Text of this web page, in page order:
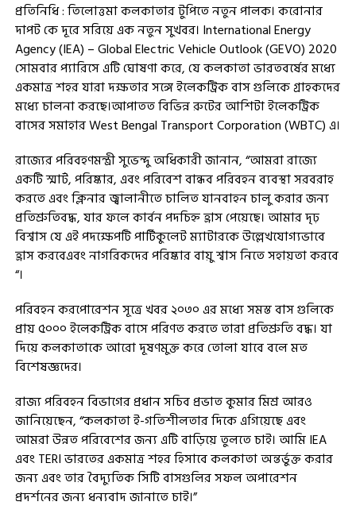
প্রতিনিধি : তিলোত্তমা কলকাতার টুপিতে নতুন পালক। করোনার
দাপট কে দূরে সরিয়ে এক নতুন সুখবর। International Energy
Agency (IEA) – Global Electric Vehicle Outlook (GEVO) 2020
সোমবার প্যারিসে এটি ঘোষণা করে, যে কলকাতা ভারতবর্ষের মধ্যে
একমাত্র শহর যারা দক্ষতার সঙ্গে ইলেকট্রিক বাস গুলিকে গ্রাহকদের
মধ্যে চালনা করছে।আপাতত বিভিন্ন রুটের আশিটা ইলেকট্রিক
বাসের সমাহার West Bengal Transport Corporation (WBTC) এ।
রাজ্যের পরিবহণমন্ত্রী সুভেন্দু অধিকারী জানান, “আমরা রাজ্যে
একটি স্মার্ট, পরিষ্কার, এবং পরিবেশ বান্ধব পরিবহন ব্যবস্থা সরবরাহ
করতে এবং ক্লিনার জ্বালানীতে চালিত যানবাহন চালু করার জন্য
প্রতিশ্রুতিবদ্ধ, যার ফলে কার্বন পদচিহ্ন হ্রাস পেয়েছে। আমার দৃঢ়
বিশ্বাস যে এই পদক্ষেপটি পার্টিকুলেট ম্যাটারকে উল্লেখযোগ্যভাবে
হ্রাস করবেএবং নাগরিকদের পরিষ্কার বায়ু শ্বাস নিতে সহায়তা করবে
“।
পরিবহন করপোরেশন সূত্রে খবর ২০৩০ এর মধ্যে সমস্ত বাস গুলিকে
প্রায় ৫০০০ ইলেকট্রিক বাসে পরিণত করতে তারা প্রতিশ্রুতি বদ্ধ। যা
দিয়ে কলকাতাকে আরো দূষণমুক্ত করে তোলা যাবে বলে মত
বিশেষজ্ঞদের।
রাজ্য পরিবহন বিভাগের প্রধান সচিব প্রভাত কুমার মিশ্র আরও
জানিয়েছেন, “কলকাতা ই-গতিশীলতার দিকে এগিয়েছে এবং
আমরা উন্নত পরিবেশের জন্য এটি বাড়িয়ে তুলতে চাই। আমি IEA
এবং TERI ভারতের একমাত্র শহর হিসাবে কলকাতা অন্তর্ভুক্ত করার
জন্য এবং তার বৈদ্যুতিক সিটি বাসগুলির সফল অপারেশন
প্রদর্শনের জন্য ধন্যবাদ জানাতে চাই।”